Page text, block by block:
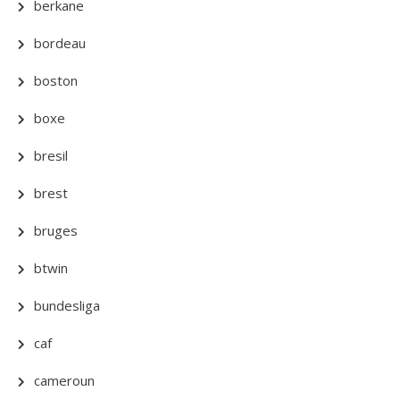
berkane
bordeau
boston
boxe
bresil
brest
bruges
btwin
bundesliga
caf
cameroun